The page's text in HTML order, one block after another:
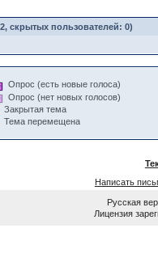
скрытых пользователей: 0)
Опрос (есть новые голоса)
Опрос (нет новых голосов)
Закрытая тема
Тема перемещена
Написать
Русская
Лицензия